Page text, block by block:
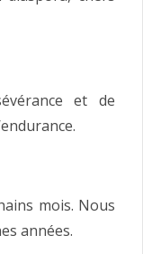
et de
mois. Nous
années.